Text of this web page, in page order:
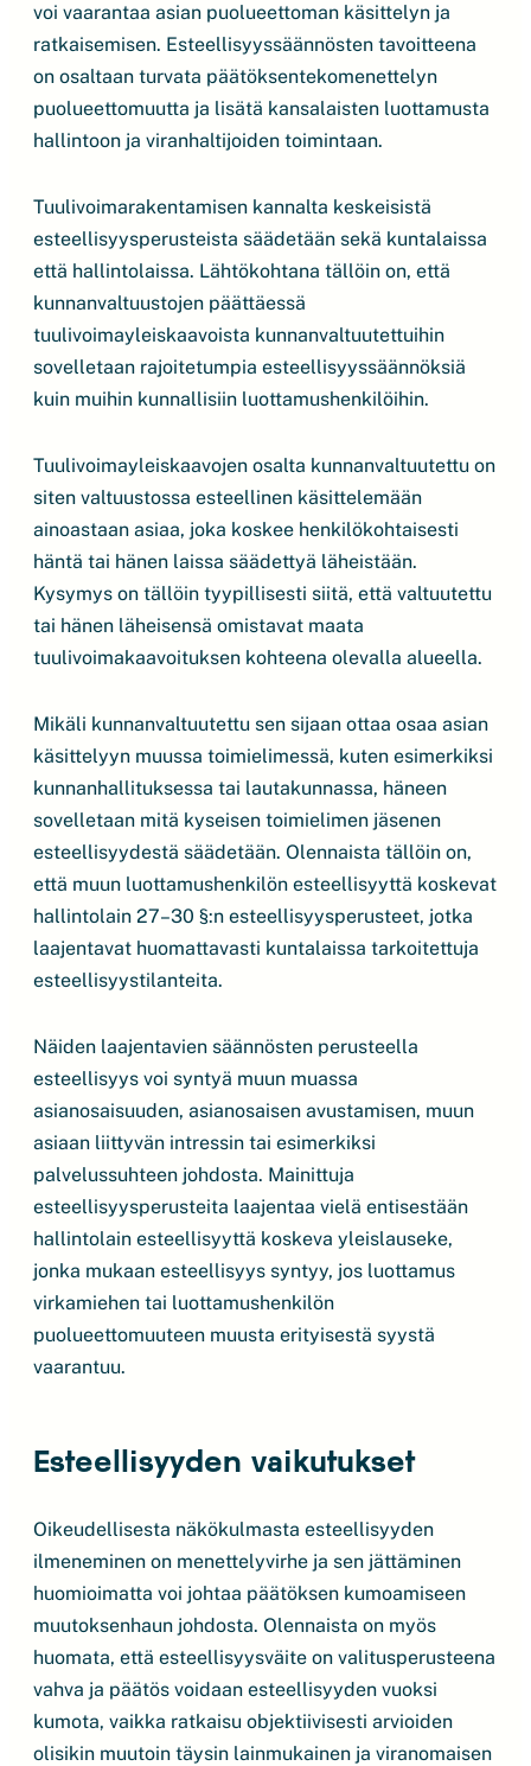
voi vaarantaa asian puolueettoman käsittelyn ja
ratkaisemisen. Esteellisyyssäännösten tavoitteena
on osaltaan turvata päätöksentekomenettelyn
puolueettomuutta ja lisätä kansalaisten luottamusta
hallintoon ja viranhaltijoiden toimintaan.
Tuulivoimarakentamisen kannalta keskeisistä
esteellisyysperusteista säädetään sekä kuntalaissa
että hallintolaissa. Lähtökohtana tällöin on, että
kunnanvaltuustojen päättäessä
tuulivoimayleiskaavoista kunnanvaltuutettuihin
sovelletaan rajoitetumpia esteellisyyssäännöksiä
kuin muihin kunnallisiin luottamushenkilöihin.
Tuulivoimayleiskaavojen osalta kunnanvaltuutettu on
siten valtuustossa esteellinen käsittelemään
ainoastaan asiaa, joka koskee henkilökohtaisesti
häntä tai hänen laissa säädettyä läheistään.
Kysymys on tällöin tyypillisesti siitä, että valtuutettu
tai hänen läheisensä omistavat maata
tuulivoimakaavoituksen kohteena olevalla alueella.
Mikäli kunnanvaltuutettu sen sijaan ottaa osaa asian
käsittelyyn muussa toimielimessä, kuten esimerkiksi
kunnanhallituksessa tai lautakunnassa, häneen
sovelletaan mitä kyseisen toimielimen jäsenen
esteellisyydestä säädetään. Olennaista tällöin on,
että muun luottamushenkilön esteellisyyttä koskevat
hallintolain 27–30 §:n esteellisyysperusteet, jotka
laajentavat huomattavasti kuntalaissa tarkoitettuja
esteellisyystilanteita.
Näiden laajentavien säännösten perusteella
esteellisyys voi syntyä muun muassa
asianosaisuuden, asianosaisen avustamisen, muun
asiaan liittyvän intressin tai esimerkiksi
palvelussuhteen johdosta. Mainittuja
esteellisyysperusteita laajentaa vielä entisestään
hallintolain esteellisyyttä koskeva yleislauseke,
jonka mukaan esteellisyys syntyy, jos luottamus
virkamiehen tai luottamushenkilön
puolueettomuuteen muusta erityisestä syystä
vaarantuu.
Esteellisyyden vaikutukset
Oikeudellisesta näkökulmasta esteellisyyden
ilmeneminen on menettelyvirhe ja sen jättäminen
huomioimatta voi johtaa päätöksen kumoamiseen
muutoksenhaun johdosta. Olennaista on myös
huomata, että esteellisyysväite on valitusperusteena
vahva ja päätös voidaan esteellisyyden vuoksi
kumota, vaikka ratkaisu objektiivisesti arvioiden
olisikin muutoin täysin lainmukainen ja viranomaisen